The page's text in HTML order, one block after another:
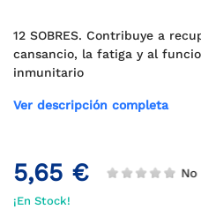
12 SOBRES. Contribuye a
cansancio, la fatiga y al
inmunitario
Ver descripción completa
5,65 € No
¡En Stock!